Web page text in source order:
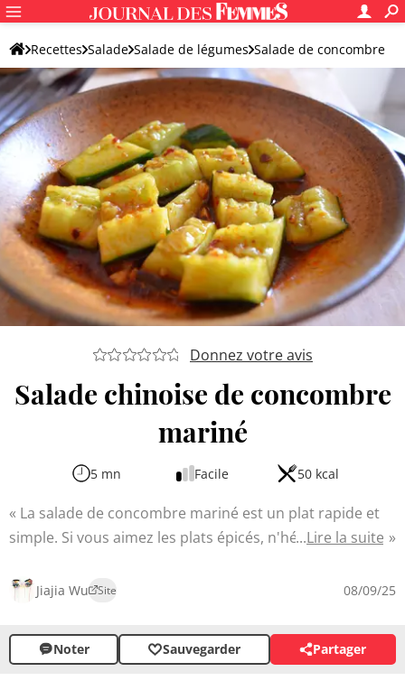
Recettes Salade Salade de légumes Salade de concombre
Donnez votre avis
Salade chinoise de concombre
mariné
5 mn Facile 50 kcal
La salade de concombre mariné est un plat rapide et
simple. Si vous aimez les plats épicés, n'hésitez pas à la
aux saveurs asiatiques est parfaite pour les chaudes
avec une vinaigrette umami relevée d'ail et de piment,
idéale comme entrée ou accompagnement.
Lire la suite
Jiajia Wu Site 08/09/25
Noter Sauvegarder Partager